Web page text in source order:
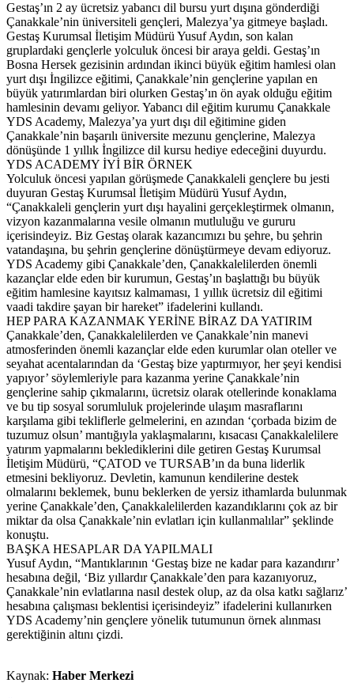
Gestaş’ın 2 ay ücretsiz yabancı dil bursu yurt dışına gönderdiği
Çanakkale’nin üniversiteli gençleri, Malezya’ya gitmeye başladı.
Gestaş Kurumsal İletişim Müdürü Yusuf Aydın, son kalan
gruplardaki gençlerle yolculuk öncesi bir araya geldi. Gestaş’ın
Bosna Hersek gezisinin ardından ikinci büyük eğitim hamlesi olan
yurt dışı İngilizce eğitimi, Çanakkale’nin gençlerine yapılan en
büyük yatırımlardan biri olurken Gestaş’ın ön ayak olduğu eğitim
hamlesinin devamı geliyor. Yabancı dil eğitim kurumu Çanakkale
YDS Academy, Malezya’ya yurt dışı dil eğitimine giden
Çanakkale’nin başarılı üniversite mezunu gençlerine, Malezya
dönüşünde 1 yıllık İngilizce dil kursu hediye edeceğini duyurdu.
YDS ACADEMY İYİ BİR ÖRNEK
Yolculuk öncesi yapılan görüşmede Çanakkaleli gençlere bu jesti
duyuran Gestaş Kurumsal İletişim Müdürü Yusuf Aydın,
“Çanakkaleli gençlerin yurt dışı hayalini gerçekleştirmek olmanın,
vizyon kazanmalarına vesile olmanın mutluluğu ve gururu
içerisindeyiz. Biz Gestaş olarak kazancımızı bu şehre, bu şehrin
vatandaşına, bu şehrin gençlerine dönüştürmeye devam ediyoruz.
YDS Academy gibi Çanakkale’den, Çanakkalelilerden önemli
kazançlar elde eden bir kurumun, Gestaş’ın başlattığı bu büyük
eğitim hamlesine kayıtsız kalmaması, 1 yıllık ücretsiz dil eğitimi
vaadi takdire şayan bir hareket” ifadelerini kullandı.
HEP PARA KAZANMAK YERİNE BİRAZ DA YATIRIM
Çanakkale’den, Çanakkalelilerden ve Çanakkale’nin manevi
atmosferinden önemli kazançlar elde eden kurumlar olan oteller ve
seyahat acentalarından da ‘Gestaş bize yaptırmıyor, her şeyi kendisi
yapıyor’ söylemleriyle para kazanma yerine Çanakkale’nin
gençlerine sahip çıkmalarını, ücretsiz olarak otellerinde konaklama
ve bu tip sosyal sorumluluk projelerinde ulaşım masraflarını
karşılama gibi tekliflerle gelmelerini, en azından ‘çorbada bizim de
tuzumuz olsun’ mantığıyla yaklaşmalarını, kısacası Çanakkalelilere
yatırım yapmalarını beklediklerini dile getiren Gestaş Kurumsal
İletişim Müdürü, “ÇATOD ve TURSAB’ın da buna liderlik
etmesini bekliyoruz. Devletin, kamunun kendilerine destek
olmalarını beklemek, bunu beklerken de yersiz ithamlarda bulunmak
yerine Çanakkale’den, Çanakkalelilerden kazandıklarını çok az bir
miktar da olsa Çanakkale’nin evlatları için kullanmalılar” şeklinde
konuştu.
BAŞKA HESAPLAR DA YAPILMALI
Yusuf Aydın, “Mantıklarının ‘Gestaş bize ne kadar para kazandırır’
hesabına değil, ‘Biz yıllardır Çanakkale’den para kazanıyoruz,
Çanakkale’nin evlatlarına nasıl destek olup, az da olsa katkı sağlarız’
hesabına çalışması beklentisi içerisindeyiz” ifadelerini kullanırken
YDS Academy’nin gençlere yönelik tutumunun örnek alınması
gerektiğinin altını çizdi.
Kaynak: Haber Merkezi